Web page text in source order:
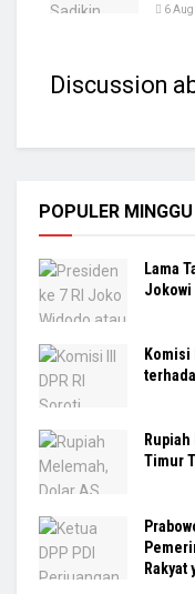
6
Discussion
POPULER
Lama
Jokowi
Komisi
Timur
Rakyat